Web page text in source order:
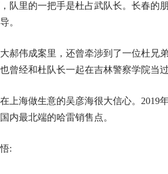
队里的一把手是杜占武队长。长春的
。
郝伟成案里，还曾牵涉到了一位杜兄
曾经和杜队长一起在吉林警察学院当过
上海做生意的吴彦海很大信心。2019
内最北端的哈雷销售点。
: